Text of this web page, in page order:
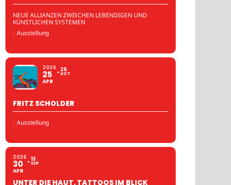
NEUE ALLIANZEN ZWISCHEN LEBENDIGEN UND
KÜNSTLICHEN SYSTEMEN
: Ausstellung
2026
25
APR
25
OCT
FRITZ SCHOLDER
: Ausstellung
2026
30
APR
13
SEP
UNTER DIE HAUT. TATTOOS IM BLICK